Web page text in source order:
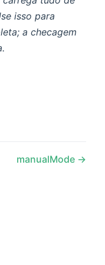
isso para
a checagem
manualMode